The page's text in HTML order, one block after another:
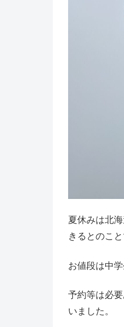
夏休みは北
きるとのこ
お値段は中
予約等は必
いました。